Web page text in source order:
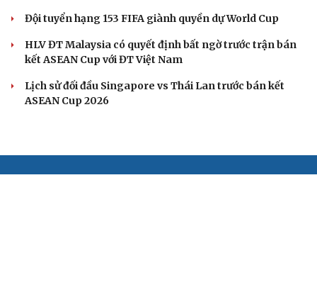
Đội tuyển hạng 153 FIFA giành quyền dự World Cup
HLV ĐT Malaysia có quyết định bất ngờ trước trận bán
kết ASEAN Cup với ĐT Việt Nam
Lịch sử đối đầu Singapore vs Thái Lan trước bán kết
ASEAN Cup 2026